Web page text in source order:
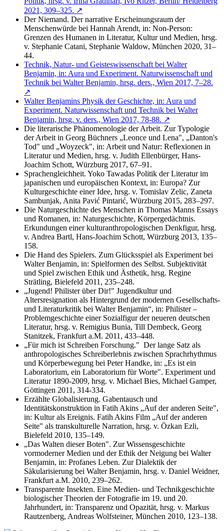
2021, 309–325. ↗
Der Niemand. Der narrative Erscheinungsraum der
Menschenwürde bei Hannah Arendt, in: Non-Person:
Grenzen des Humanen in Literatur, Kultur und Medien, hrsg.
v. Stephanie Catani, Stephanie Waldow, München 2020, 31–
44.
Technik, Natur- und Geisteswissenschaft bei Walter
Benjamin, in: Aura und Experiment. Naturwissenschaft und
Technik bei Walter Benjamin, hrsg. ders., Wien 2017, 7–28.
↗
Walter Benjamins Physik der Geschichte, in: Aura und
Experiment. Naturwissenschaft und Technik bei Walter
Benjamin, hrsg. v. ders., Wien 2017, 78-88. ↗
Die literarische Phänomenologie der Arbeit. Zur Typologie
der Arbeit in Georg Büchners „Leonce und Lena", „Danton's
Tod" und „Woyzeck", in: Arbeit und Natur: Reflexionen in
Literatur und Medien, hrsg. v. Judith Ellenbürger, Hans-
Joachim Schott, Würzburg 2017, 67–91.
Sprachengleichheit. Yoko Tawadas Politik der Literatur im
japanischen und europäischen Kontext, in: Europa? Zur
Kulturgeschichte einer Idee, hrsg. v. Tomislav Zelic, Zaneta
Sambunjak, Anita Pavić Pintarić, Würzburg 2015, 283–297.
Die Naturgeschichte des Menschen in Thomas Manns Essays
und Roma­nen, in: Naturgeschichte, Körpergedächtnis.
Erkundungen einer kultur­anthropologischen Denkfigur, hrsg.
v. Andrea Bartl, Hans-Joachim Schott, Würzburg 2013, 135–
158.
Die Hand des Spielers. Zum Glücksspiel als Experiment bei
Walter Benjamin, in: Spielformen des Selbst. Subjektivität
und Spiel zwischen Ethik und Ästhetik, hrsg. Regine
Strätling, Bielefeld 2011, 235–248.
„Jugend! Philister über Dir!" Jugendkultur und
Altersresignation als Hinter­grund der modernen Gesellschafts-
und Literaturkritik bei Walter Benjamin“, in: Philister –
Problemgeschichte einer Sozialfigur der neueren deutschen
Literatur, hrsg. v. Remigius Bunia, Till Dembeck, Georg
Stanitzek, Frankfurt a.M. 2011, 433–448.
„Für mich ist Schreiben Forschung." Der lange Satz als
anthropologisches Schreiberlebnis zwischen Sprachrhythmus
und Körperbewegung bei Peter Handke, in: „Es ist ein
Laboratorium, ein Laboratorium für Worte". Experiment und
Literatur 1890-2009, hrsg. v. Michael Bies, Michael Gamper,
Göttingen 2011, 314-334.
Erzählte Globalisierung. Gabentausch und
Identitätskonstruktion in Fatih Akins „Auf der anderen Seite",
in: Kultur als Ereignis. Fatih Akins Film „Auf der anderen
Seite" als transkulturelle Narration, hrsg. v. Özkan Ezli,
Bielefeld 2010, 135–149.
„Das Walten dieser Boten". Zur Wissensgeschichte
vormoderner Medien und der Ethik der Neigung bei Walter
Benjamin, in: Profanes Leben. Zur Dialektik der
Säkularisierung bei Walter Benjamin, hrsg. v. Daniel Weidner,
Frankfurt a.M. 2010, 239–262.
Transparente Insekten. Eine Medien- und Technikgeschichte
biologischer Theorien der Fotografie im 19. und 20.
Jahrhundert, in: Transparenz und Opazität, hrsg. v. Markus
Rautzenberg, Andreas Wolfsteiner, München 2010, 123–138.